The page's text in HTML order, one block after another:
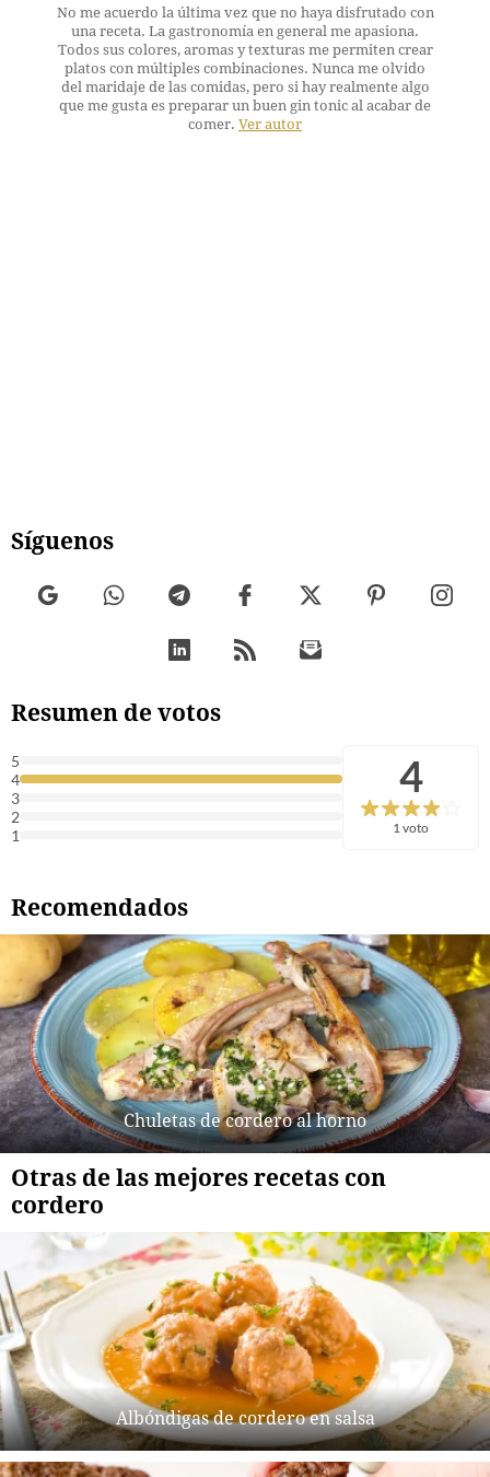
No me acuerdo la última vez que no haya disfrutado con
una receta. La gastronomía en general me apasiona.
Todos sus colores, aromas y texturas me permiten crear
platos con múltiples combinaciones. Nunca me olvido
del maridaje de las comidas, pero si hay realmente algo
que me gusta es preparar un buen gin tonic al acabar de
comer. Ver autor
Síguenos
Resumen de votos
5
4
3
2
1
4
1 voto
Recomendados
Chuletas de cordero al horno
Otras de las mejores recetas con
cordero
Albóndigas de cordero en salsa